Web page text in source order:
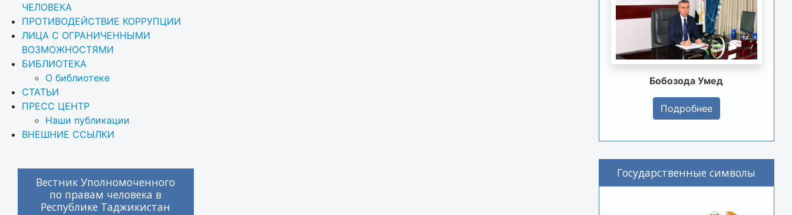
ЧЕЛОВЕКА
ПРОТИВОДЕЙСТВИЕ КОРРУПЦИИ
ЛИЦА С ОГРАНИЧЕННЫМИ
ВОЗМОЖНОСТЯМИ
БИБЛИОТЕКА
О библиотеке
СТАТЬИ
ПРЕСС ЦЕНТР
Наши публикации
ВНЕШНИЕ ССЫЛКИ
Вестник Уполномоченного
по правам человека в
Республике Таджикистан
Бобозода Умед
Подробнее
Государственные символы